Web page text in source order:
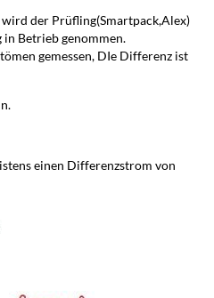
der Prüfling(Smartpack,Alex)
Betrieb genommen.
gemessen, DIe Differenz ist
einen Differenzstrom von